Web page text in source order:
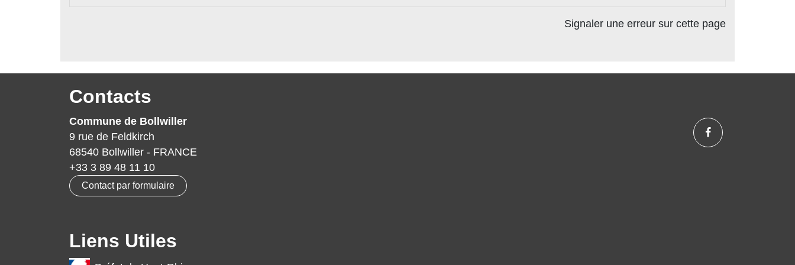
Signaler une erreur sur cette page
Contacts
Commune de Bollwiller
9 rue de Feldkirch
68540 Bollwiller - FRANCE
+33 3 89 48 11 10
Contact par formulaire
Liens Utiles